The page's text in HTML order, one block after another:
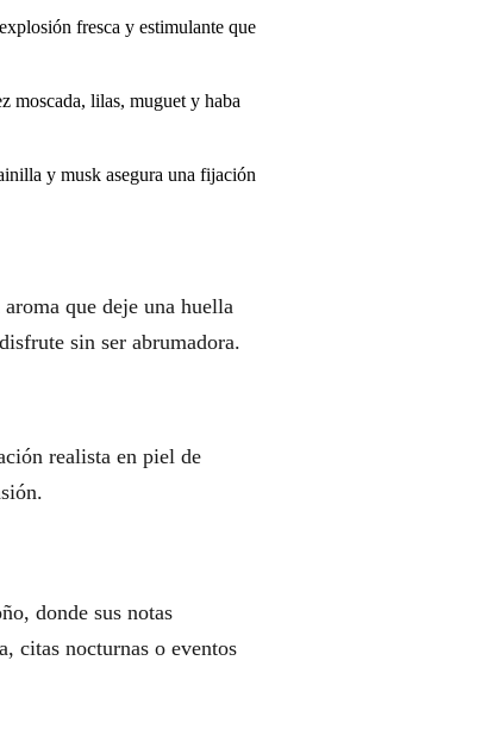
fresca y estimulante que
moscada, lilas, muguet y haba
y musk asegura una fijación
que deje una huella
sin ser abrumadora.
realista en piel de
donde sus notas
citas nocturnas o eventos